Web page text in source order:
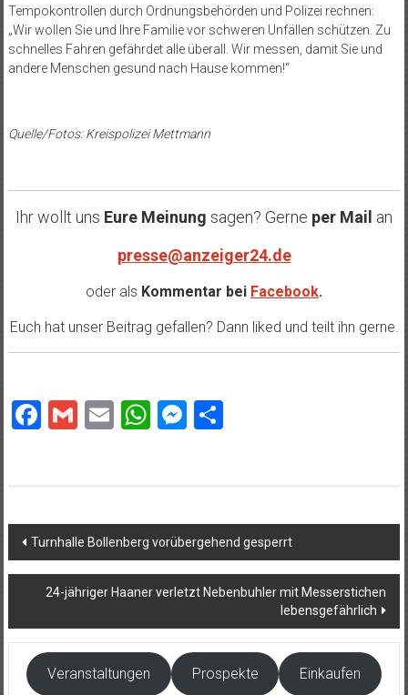
Tempokontrollen durch Ordnungsbehörden und Polizei rechnen:
„Wir wollen Sie und Ihre Familie vor schweren Unfällen schützen. Zu
schnelles Fahren gefährdet alle überall. Wir messen, damit Sie und
andere Menschen gesund nach Hause kommen!“
Quelle/Fotos: Kreispolizei Mettmann
Ihr wollt uns Eure Meinung sagen? Gerne per Mail an
presse@anzeiger24.de
oder als Kommentar bei Facebook.
Euch hat unser Beitrag gefallen? Dann liked und teilt ihn gerne.
Facebook
Gmail
EmailWhatsApp
Messenger
Teilen
Beitragsnavigation
Turnhalle Bollenberg vorübergehend gesperrt
24-jähriger Haaner verletzt Nebenbuhler mit Messerstichen
lebensgefährlich
Veranstaltungen Prospekte Einkaufen